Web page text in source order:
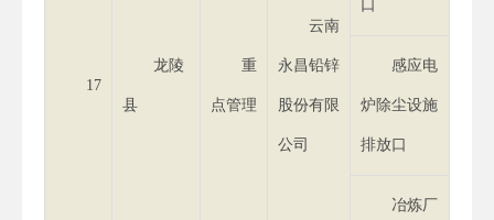
17
龙陵
县
重
点管理
云南
永昌铅锌
股份有限
公司
口
感应电
炉除尘设施
排放口
冶炼厂